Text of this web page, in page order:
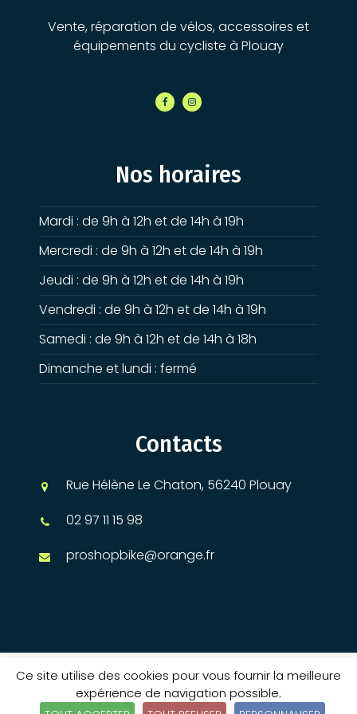
Vente, réparation de vélos, accessoires et
équipements du cycliste à Plouay
Nos horaires
Mardi : de 9h à 12h et de 14h à 19h
Mercredi : de 9h à 12h et de 14h à 19h
Jeudi : de 9h à 12h et de 14h à 19h
Vendredi : de 9h à 12h et de 14h à 19h
Samedi : de 9h à 12h et de 14h à 18h
Dimanche et lundi : fermé
Contacts
Rue Hélène Le Chaton, 56240 Plouay
02 97 11 15 98
proshopbike@orange.fr
© 2026 Pro Shop Bike - Tous droits réservés |Mentions
légales|Gérer mes cookies| Réalisation :
Ce site utilise des cookies pour vous fournir la meilleure
expérience de navigation possible.